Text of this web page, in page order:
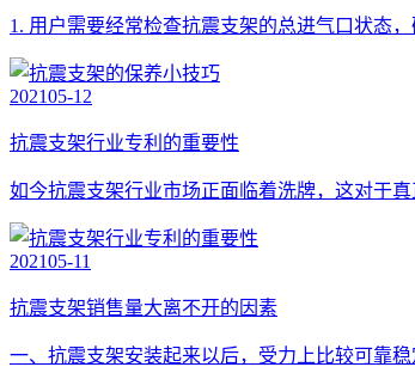
1. 用户需要经常检查抗震支架的总进气口状态
202105-12
抗震支架行业专利的重要性
如今抗震支架行业市场正面临着洗牌，这对于
202105-11
抗震支架销售量大离不开的因素
一、抗震支架安装起来以后，受力上比较可靠